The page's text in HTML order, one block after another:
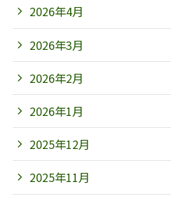
2026年4月
2026年3月
2026年2月
2026年1月
2025年12月
2025年11月